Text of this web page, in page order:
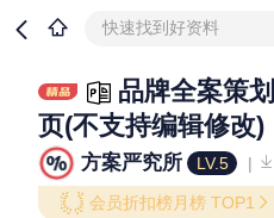
快速找到好资料
品牌全案策
页(不支持编辑修改)
方案严究所 LV.5
会员折扣榜月榜 TOP1